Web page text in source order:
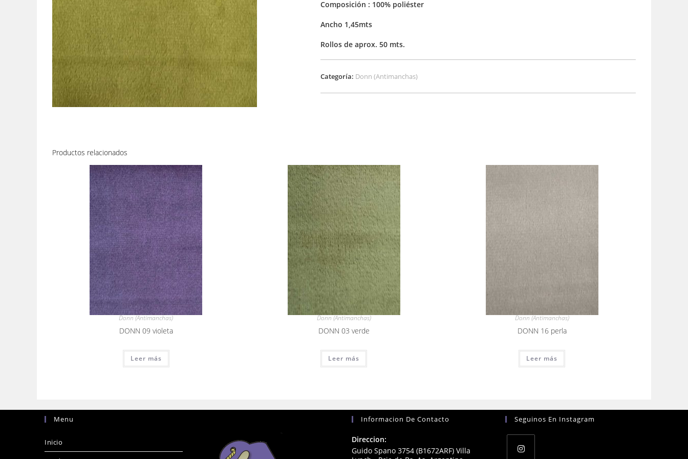
Composición : 100% poliéster
Ancho 1,45mts
Rollos de aprox. 50 mts.
Categoría: Donn (Antimanchas)
Productos relacionados
Donn (Antimanchas)
DONN 09 violeta
Leer más
Donn (Antimanchas)
DONN 03 verde
Leer más
Donn (Antimanchas)
DONN 16 perla
Leer más
Menu
Inicio
Informacion De Contacto
Direccion:
Guido Spano 3754 (B1672ARF) Villa
Seguinos En Instagram